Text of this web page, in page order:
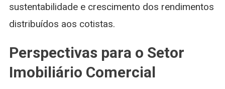
sustentabilidade e crescimento dos rendimentos
distribuídos aos cotistas.
Perspectivas para o Setor
Imobiliário Comercial